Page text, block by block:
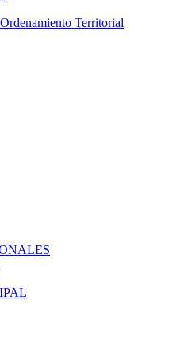
Territorial